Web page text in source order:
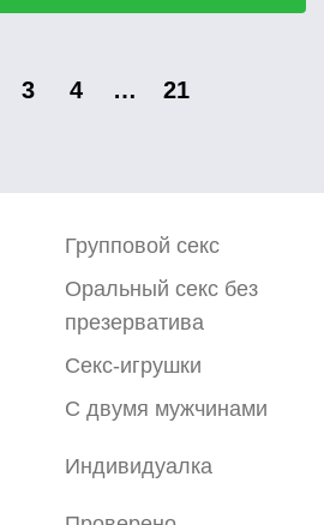
3 4 … 21
Групповой секс
Оральный секс без
презерватива
Секс-игрушки
С двумя мужчинами
Индивидуалка